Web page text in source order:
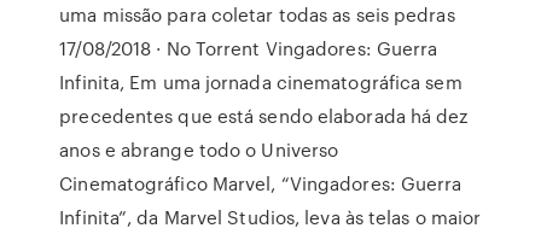
uma missão para coletar todas as seis pedras
17/08/2018 · No Torrent Vingadores: Guerra
Infinita, Em uma jornada cinematográfica sem
precedentes que está sendo elaborada há dez
anos e abrange todo o Universo
Cinematográfico Marvel, “Vingadores: Guerra
Infinita”, da Marvel Studios, leva às telas o maior